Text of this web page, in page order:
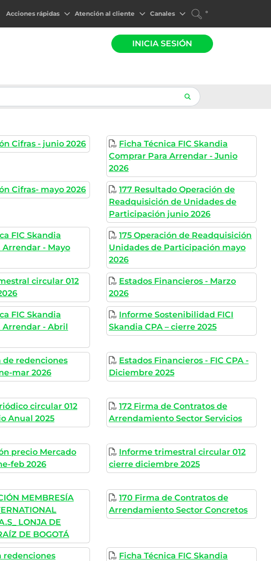
Acciones rápidas Atención al cliente Canales °
INICIA SESIÓN
Cifras - junio 2026
Ficha Técnica FIC Skandia
Comprar Para Arrendar - Junio
2026
Cifras- mayo 2026
177 Resultado Operación de
Readquisición de Unidades de
Participación junio 2026
FIC Skandia
Arrendar - Mayo
175 Operación de Readquisición
Unidades de Participación mayo
2026
circular 012
Estados Financieros - Marzo
2026
FIC Skandia
Arrendar - Abril
Informe Sostenibilidad FICI
Skandia CPA – cierre 2025
de redenciones
mar 2026
Estados Financieros - FIC CPA -
Diciembre 2025
circular 012
Anual 2025
172 Firma de Contratos de
Arrendamiento Sector Servicios
precio Mercado
feb 2026
Informe trimestral circular 012
cierre diciembre 2025
MEMBRESÍA
LONJA DE
DE BOGOTÁ
170 Firma de Contratos de
Arrendamiento Sector Concretos
redenciones
Ficha Técnica FIC Skandia